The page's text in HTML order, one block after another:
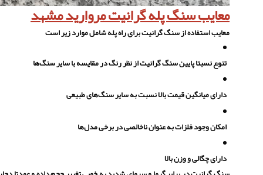
معایب سنگ پله گرانیت مروارید مشهد
معایب استفاده از سنگ گرانیت برای راه پله شامل موارد زیر است
تنوع نسبتا پایین سنگ گرانیت از نظر رنگ در مقایسه با سایر سنگ‌ها
دارای میانگین قیمت بالا نسبت به سایر سنگ‌های طبیعی
امکان وجود فلزات به عنوان ناخالصی در برخی مدل‌ها
دارای چگالی و وزن بالا